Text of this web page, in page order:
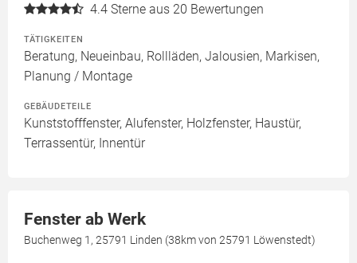
4.4 Sterne aus 20 Bewertungen
TÄTIGKEITEN
Beratung, Neueinbau, Rollläden, Jalousien, Markisen,
Planung / Montage
GEBÄUDETEILE
Kunststofffenster, Alufenster, Holzfenster, Haustür,
Terrassentür, Innentür
Fenster ab Werk
Buchenweg 1, 25791 Linden (38km von 25791 Löwenstedt)